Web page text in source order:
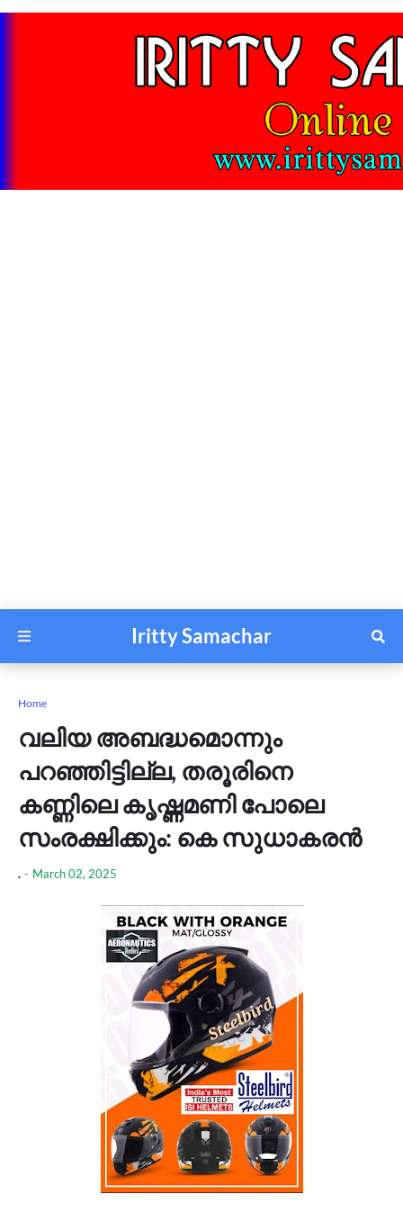
Iritty Samachar
Home
വലിയ അബദ്ധമൊന്നും
പറഞ്ഞിട്ടില്ല, തരൂരിനെ
കണ്ണിലെ കൃഷ്ണമണി പോലെ
സംരക്ഷിക്കും: കെ സുധാകരൻ
. - March 02, 2025